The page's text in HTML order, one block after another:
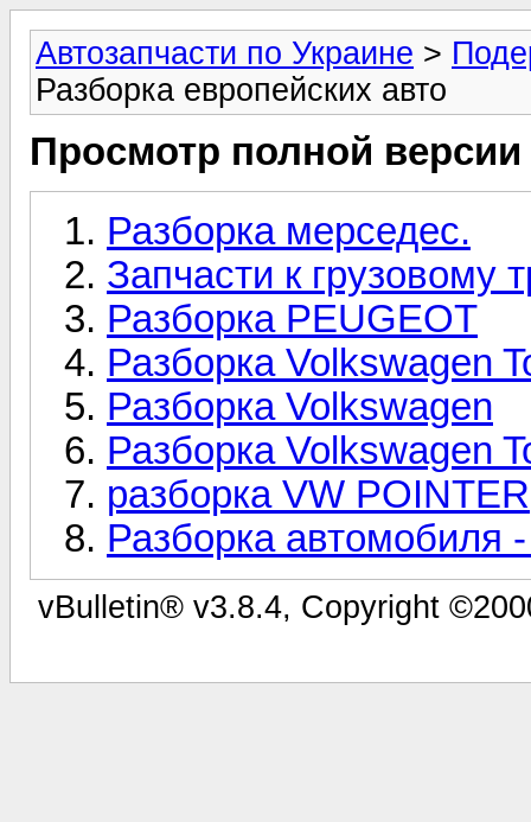
Автозапчасти по Украине >
Разборка европейских авто
Просмотр полной
Разборка мерседес.
Запчасти к грузовому
Разборка PEUGEOT
Разборка Volkswagen
Разборка Volkswagen
Разборка Volkswagen
разборка VW POINTER
Разборка автомобиля
vBulletin® v3.8.4, Copyright